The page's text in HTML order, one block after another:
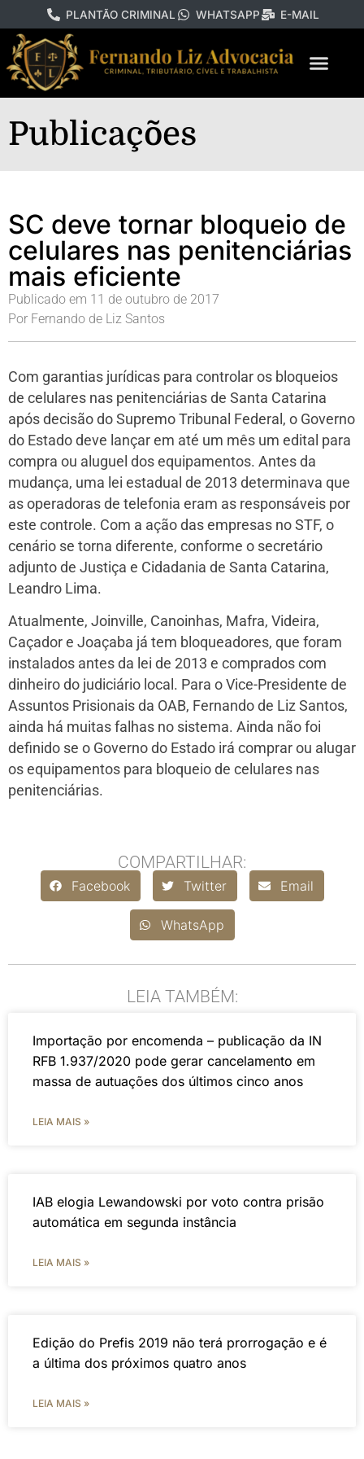
PLANTÃO CRIMINAL WHATSAPP E-MAIL
Publicações
SC deve tornar bloqueio de
celulares nas penitenciárias
mais eficiente
Publicado em 11 de outubro de 2017
Por Fernando de Liz Santos
Com garantias jurídicas para controlar os bloqueios
de celulares nas penitenciárias de Santa Catarina
após decisão do Supremo Tribunal Federal, o Governo
do Estado deve lançar em até um mês um edital para
compra ou aluguel dos equipamentos. Antes da
mudança, uma lei estadual de 2013 determinava que
as operadoras de telefonia eram as responsáveis por
este controle. Com a ação das empresas no STF, o
cenário se torna diferente, conforme o secretário
adjunto de Justiça e Cidadania de Santa Catarina,
Leandro Lima.
Atualmente, Joinville, Canoinhas, Mafra, Videira,
Caçador e Joaçaba já tem bloqueadores, que foram
instalados antes da lei de 2013 e comprados com
dinheiro do judiciário local. Para o Vice-Presidente de
Assuntos Prisionais da OAB, Fernando de Liz Santos,
ainda há muitas falhas no sistema. Ainda não foi
definido se o Governo do Estado irá comprar ou alugar
os equipamentos para bloqueio de celulares nas
penitenciárias.
COMPARTILHAR:
Facebook Twitter Email
WhatsApp
LEIA TAMBÉM:
Importação por encomenda – publicação da IN
RFB 1.937/2020 pode gerar cancelamento em
massa de autuações dos últimos cinco anos
LEIA MAIS »
IAB elogia Lewandowski por voto contra prisão
automática em segunda instância
LEIA MAIS »
Edição do Prefis 2019 não terá prorrogação e é
a última dos próximos quatro anos
LEIA MAIS »